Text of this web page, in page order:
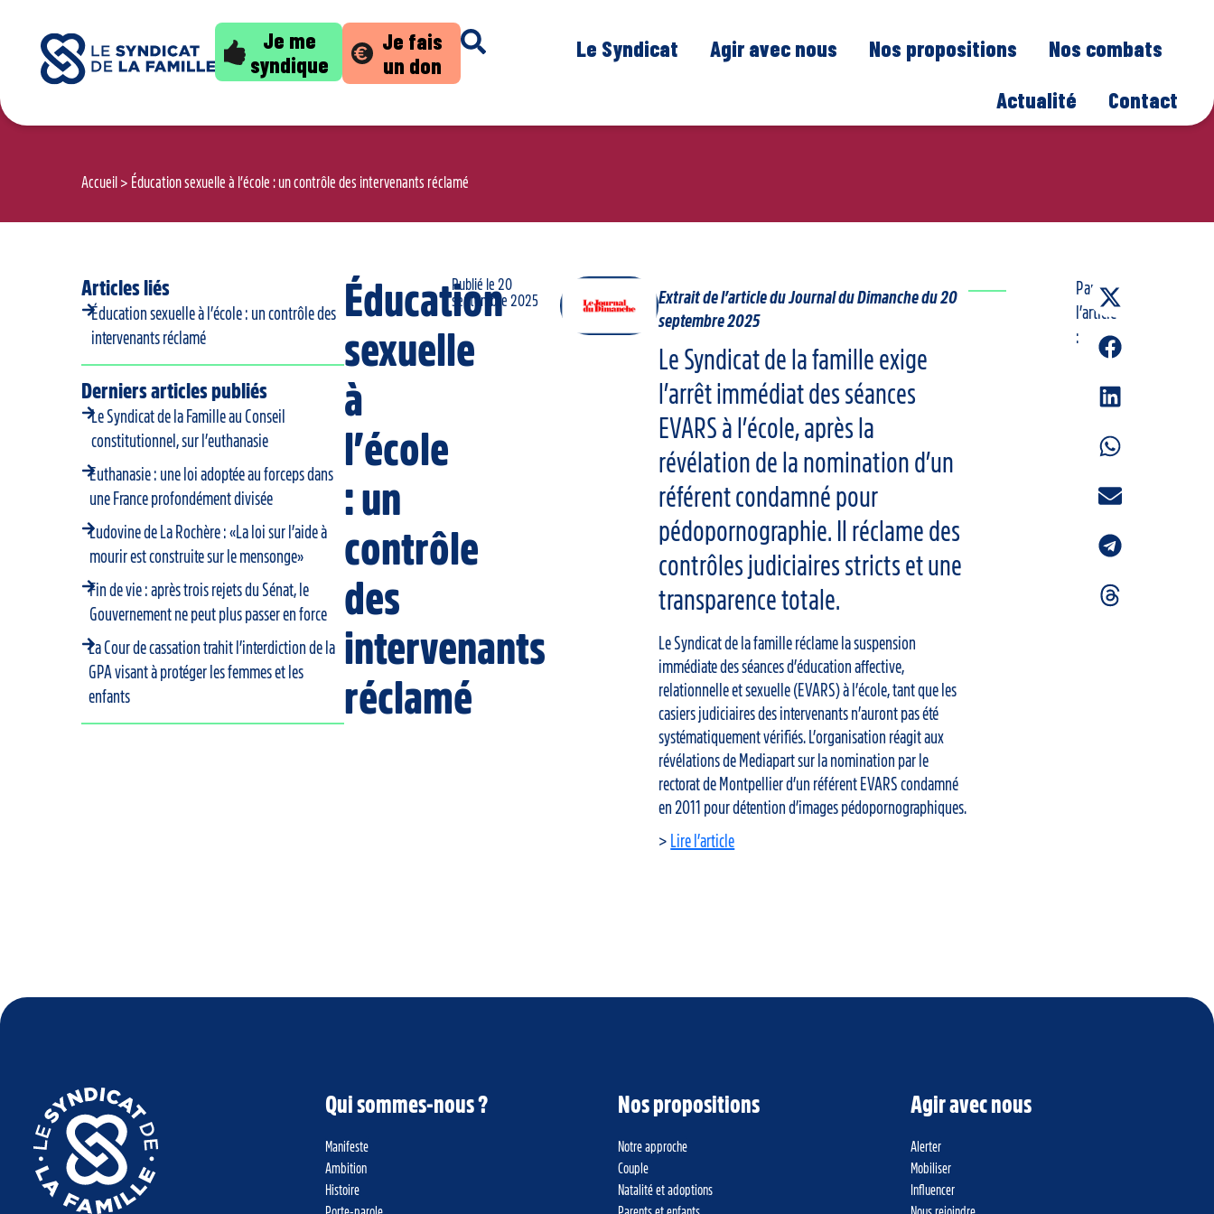
Je me
syndique
Je fais
un don
Le Syndicat Agir avec nous Nos propositions
Nos combats
Actualité
Contact
Accueil > Éducation sexuelle à l’école : un contrôle des intervenants réclamé
Articles liés
Éducation sexuelle à l’école : un contrôle des
intervenants réclamé
Derniers articles publiés
Le Syndicat de la Famille au Conseil
constitutionnel, sur l’euthanasie
Euthanasie : une loi adoptée au forceps dans
une France profondément divisée
Ludovine de La Rochère : «La loi sur l’aide à
mourir est construite sur le mensonge»
Fin de vie : après trois rejets du Sénat, le
Gouvernement ne peut plus passer en force
La Cour de cassation trahit l’interdiction de la
GPA visant à protéger les femmes et les
enfants
Éducation
sexuelle
à
l’école
: un
contrôle
des
intervenants
réclamé
Publié le 20
septembre 2025
Extrait de l’article du Journal du Dimanche du 20
septembre 2025
Le Syndicat de la famille exige
l’arrêt immédiat des séances
EVARS à l’école, après la
révélation de la nomination d’un
référent condamné pour
pédopornographie. Il réclame des
contrôles judiciaires stricts et une
transparence totale.
Le Syndicat de la famille réclame la suspension
immédiate des séances d’éducation affective,
relationnelle et sexuelle (EVARS) à l’école, tant que les
casiers judiciaires des intervenants n’auront pas été
systématiquement vérifiés. L’organisation réagit aux
révélations de Mediapart sur la nomination par le
rectorat de Montpellier d’un référent EVARS condamné
en 2011 pour détention d’images pédopornographiques.
> Lire l’article
Partager
l’article
:
Qui sommes-nous ?
Manifeste
Ambition
Histoire
Nos propositions
Notre approche
Couple
Natalité et adoptions
Agir avec nous
Alerter
Mobiliser
Influencer